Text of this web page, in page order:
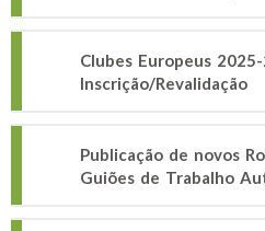
Clubes Europeus
Inscrição/Revalidação
Publicação de novos
Guiões de Trabalho